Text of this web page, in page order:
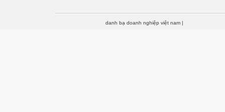
danh bạ doanh nghiệp việt nam |